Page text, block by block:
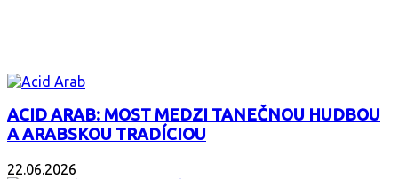
ACID ARAB: MOST MEDZI TANEČNOU HUDBOU
A ARABSKOU TRADÍCIOU
22.06.2026